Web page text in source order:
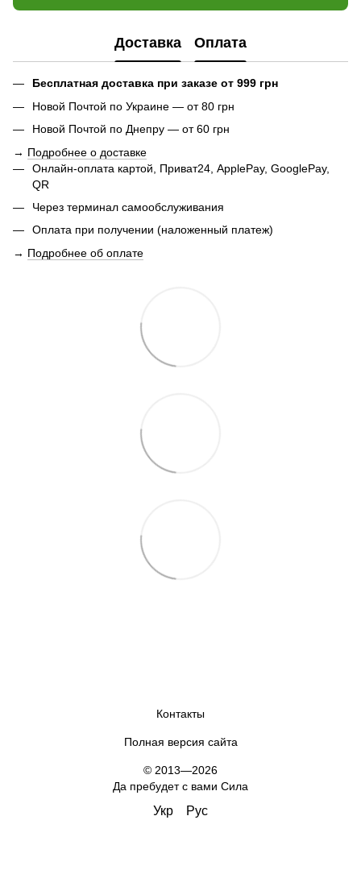
Доставка Оплата
Бесплатная доставка при заказе от 999 грн
Новой Почтой по Украине — от 80 грн
Новой Почтой по Днепру — от 60 грн
→ Подробнее о доставке
Онлайн-оплата картой, Приват24, ApplePay, GooglePay,
QR
Через терминал самообслуживания
Оплата при получении (наложенный платеж)
→ Подробнее об оплате
Контакты
Полная версия сайта
© 2013—2026
Да пребудет с вами Сила
Укр Рус